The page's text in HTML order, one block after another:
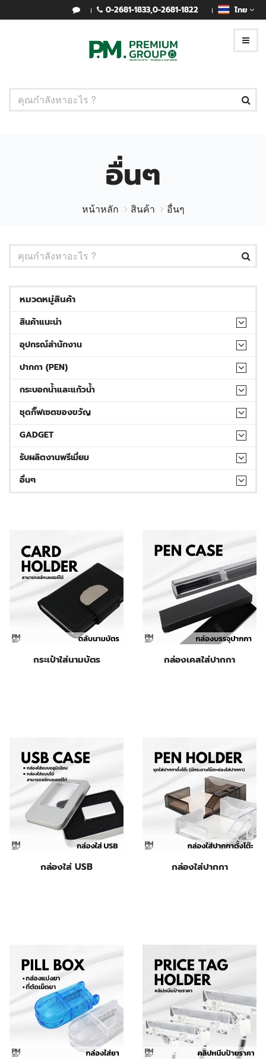
0-2681-1833,0-2681-1822 ไทย
อื่นๆ
หน้าหลัก สินค้า อื่นๆ
หมวดหมู่สินค้า
สินค้าแนะนำ
อุปกรณ์สำนักงาน
ปากกา (PEN)
กระบอกน้ำและแก้วน้ำ
ชุดกิ๊ฟเซตของขวัญ
GADGET
รับผลิตงานพรีเมี่ยม
อื่นๆ
กระเป๋าใส่นามบัตร กล่องเคสใส่ปากกา
กล่องใส่ USB กล่องใส่ปากกา